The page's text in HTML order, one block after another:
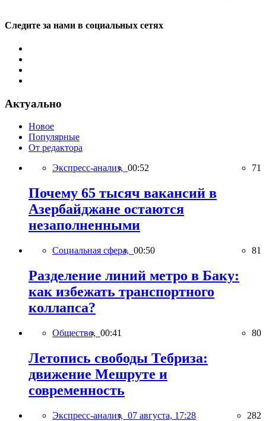
Следите за нами в социальных сетях
Актуально
Новое
Популярные
От редактора
Экспресс-анализ, 00:52 71
Почему 65 тысяч вакансий в
Азербайджане остаются
незаполненными
Социальная сфера, 00:50 81
Разделение линий метро в Баку:
как избежать транспортного
коллапса?
Общество, 00:41 80
Летопись свободы Тебриза:
движение Мешруте и
современность
Экспресс-анализ, 07 августа, 17:28 282